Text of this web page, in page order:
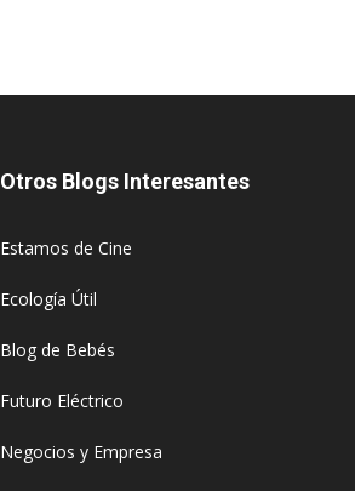
Otros Blogs Interesantes
Estamos de Cine
Ecología Útil
Blog de Bebés
Futuro Eléctrico
Negocios y Empresa